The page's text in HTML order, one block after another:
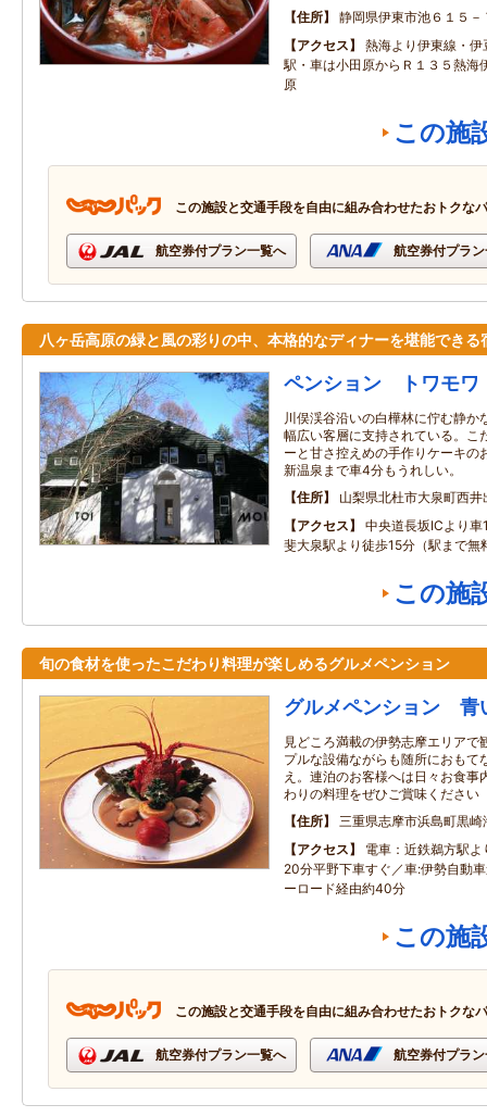
住所
静岡県伊東市池６１５－
アクセス
熱海より伊東線・
駅・車は小田原からＲ１３５熱海
原
この施
この施設と交通手段を自由に組み合わせたおトクな
航空券付プラン一覧へ 航空券付プラ
八ヶ岳高原の緑と風の彩りの中、本格的なディナーを堪能できる
ペンション トワモワ
川俣渓谷沿いの白樺林に佇む静か
幅広い客層に支持されている。こ
ーと甘さ控えめの手作りケーキの
新温泉まで車4分もうれしい。
住所
山梨県北杜市大泉町西
アクセス
中央道長坂ICより
斐大泉駅より徒歩15分（駅まで無
この施
旬の食材を使ったこだわり料理が楽しめるグルメペンション
グルメペンション 青
見どころ満載の伊勢志摩エリアで
プルな設備ながらも随所におもて
え。連泊のお客様へは日々お食事
わりの料理をぜひご賞味ください
住所
三重県志摩市浜島町黒崎
アクセス
電車：近鉄鵜方駅
20分平野下車すぐ／車:伊勢自動
ーロード経由約40分
この施
この施設と交通手段を自由に組み合わせたおトクな
航空券付プラン一覧へ 航空券付プラ